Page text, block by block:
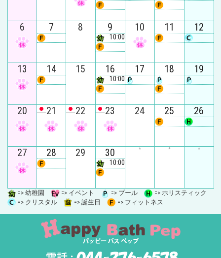
6 7 8 9
10:00
10 11 12
13 14 15 16
10:00
17 18 19
20 21 22 23 24 25 26
27 28 29 30
10:00
* * *
=> 幼稚園 => イベント => プール
=> ホリスティック
=> クリスタル
=> 誕生日 => フィットネス